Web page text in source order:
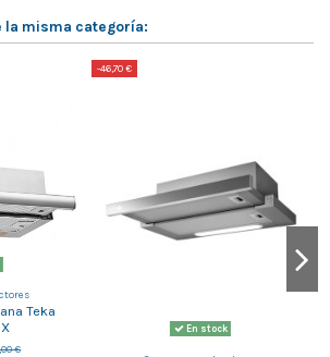
la misma categoría:
Teka
€
-46,70 €
En stock